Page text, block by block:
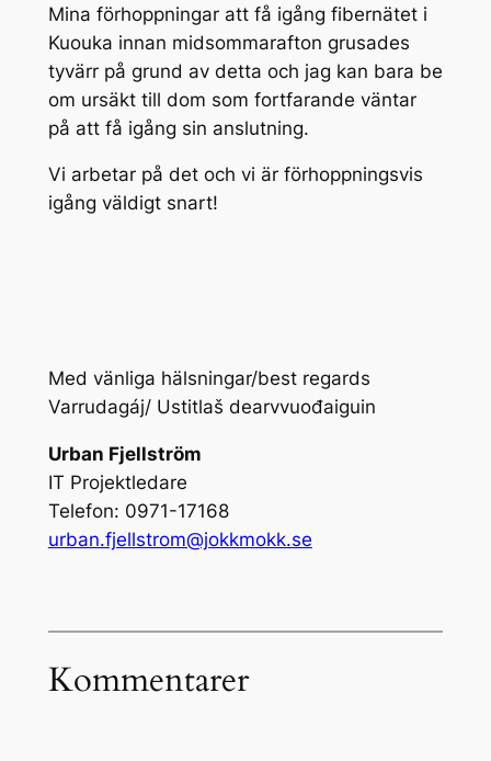
Mina förhoppningar att få igång fibernätet i
Kuouka innan midsommarafton grusades
tyvärr på grund av detta och jag kan bara be
om ursäkt till dom som fortfarande väntar
på att få igång sin anslutning.
Vi arbetar på det och vi är förhoppningsvis
igång väldigt snart!
Med vänliga hälsningar/best regards
Varrudagáj/ Ustitlaš dearvvuođaiguin
Urban Fjellström
IT Projektledare
Telefon: 0971-17168
urban.fjellstrom@jokkmokk.se
Kommentarer